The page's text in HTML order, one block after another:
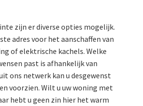
zijn er diverse opties mogelijk.
adres voor het aanschaffen van
of elektrische kachels. Welke
past is afhankelijk van
ons netwerk kan u desgewenst
voorzien. Wilt u uw woning met
hebt u geen zin hier het warm